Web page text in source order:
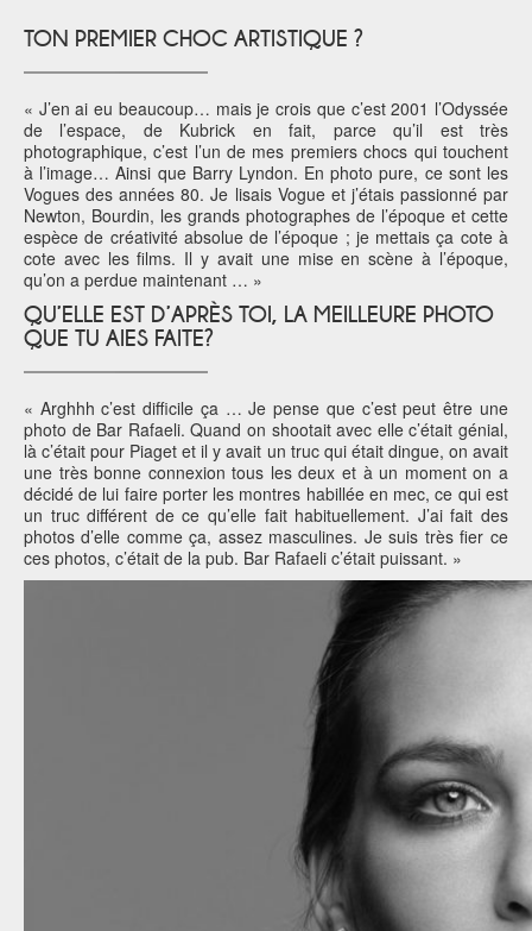
TON PREMIER CHOC ARTISTIQUE ?
« J’en ai eu beaucoup… mais je crois que c’est 2001 l’Odyssée
de l’espace, de Kubrick en fait, parce qu’il est très
photographique, c’est l’un de mes premiers chocs qui touchent
à l’image… Ainsi que Barry Lyndon. En photo pure, ce sont les
Vogues des années 80. Je lisais Vogue et j’étais passionné par
Newton, Bourdin, les grands photographes de l’époque et cette
espèce de créativité absolue de l’époque ; je mettais ça cote à
cote avec les films. Il y avait une mise en scène à l’époque,
qu’on a perdue maintenant … »
QU’ELLE EST D’APRÈS TOI, LA MEILLEURE PHOTO
QUE TU AIES FAITE?
« Arghhh c’est difficile ça … Je pense que c’est peut être une
photo de Bar Rafaeli. Quand on shootait avec elle c’était génial,
là c’était pour Piaget et il y avait un truc qui était dingue, on avait
une très bonne connexion tous les deux et à un moment on a
décidé de lui faire porter les montres habillée en mec, ce qui est
un truc différent de ce qu’elle fait habituellement. J’ai fait des
photos d’elle comme ça, assez masculines. Je suis très fier ce
ces photos, c’était de la pub. Bar Rafaeli c’était puissant. »